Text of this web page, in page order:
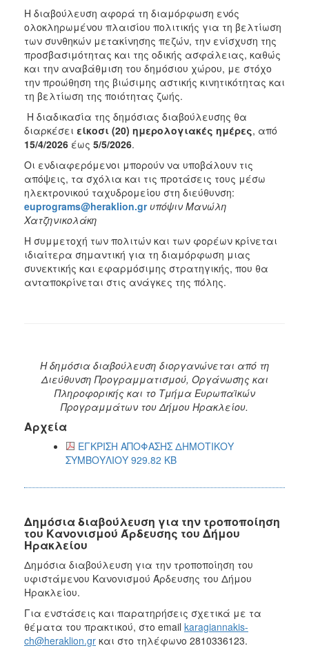
Η διαβούλευση αφορά τη διαμόρφωση ενός
ολοκληρωμένου πλαισίου πολιτικής για τη βελτίωση
των συνθηκών μετακίνησης πεζών, την ενίσχυση της
προσβασιμότητας και της οδικής ασφάλειας, καθώς
και την αναβάθμιση του δημόσιου χώρου, με στόχο
την προώθηση της βιώσιμης αστικής κινητικότητας και
τη βελτίωση της ποιότητας ζωής.
Η διαδικασία της δημόσιας διαβούλευσης θα
διαρκέσει είκοσι (20) ημερολογιακές ημέρες, από
15/4/2026 έως 5/5/2026.
Οι ενδιαφερόμενοι μπορούν να υποβάλουν τις
απόψεις, τα σχόλια και τις προτάσεις τους μέσω
ηλεκτρονικού ταχυδρομείου στη διεύθυνση:
euprograms@heraklion.gr υπόψιν Μανώλη
Χατζηνικολάκη
Η συμμετοχή των πολιτών και των φορέων κρίνεται
ιδιαίτερα σημαντική για τη διαμόρφωση μιας
συνεκτικής και εφαρμόσιμης στρατηγικής, που θα
ανταποκρίνεται στις ανάγκες της πόλης.
Η δημόσια διαβούλευση διοργανώνεται από τη
Διεύθυνση Προγραμματισμού, Οργάνωσης και
Πληροφορικής και το Τμήμα Ευρωπαϊκών
Προγραμμάτων του Δήμου Ηρακλείου.
Αρχεία
ΕΓΚΡΙΣΗ ΑΠΟΦΑΣΗΣ ΔΗΜΟΤΙΚΟΥ
ΣΥΜΒΟΥΛΙΟΥ 929.82 KB
Δημόσια διαβούλευση για την τροποποίηση
του Κανονισμού Άρδευσης του Δήμου
Ηρακλείου
Δημόσια διαβούλευση για την τροποποίηση του
υφιστάμενου Κανονισμού Άρδευσης του Δήμου
Ηρακλείου.
Για ενστάσεις και παρατηρήσεις σχετικά με τα
θέματα του πρακτικού, στο email karagiannakis-
ch@heraklion.gr και στο τηλέφωνο 2810336123.